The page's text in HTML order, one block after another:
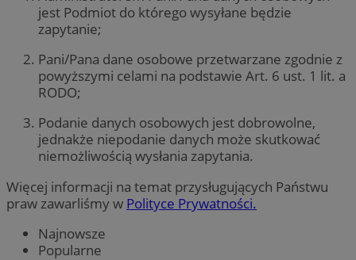
jest Podmiot do którego wysyłane będzie
zapytanie;
Pani/Pana dane osobowe przetwarzane zgodnie z
powyższymi celami na podstawie Art. 6 ust. 1 lit. a
RODO;
Podanie danych osobowych jest dobrowolne,
jednakże niepodanie danych może skutkować
niemożliwością wysłania zapytania.
Więcej informacji na temat przysługujących Państwu
praw zawarliśmy w Polityce Prywatności.
Najnowsze
Popularne